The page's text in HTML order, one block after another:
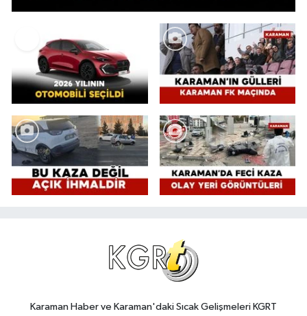
Karaman Haber ve Karaman'daki Sıcak Gelişmeleri KGRT